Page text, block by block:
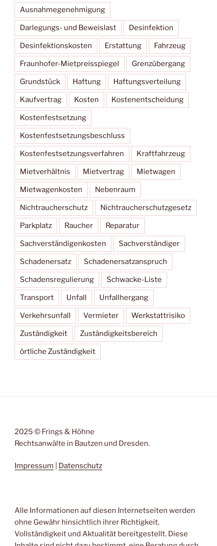
Ausnahmegenehmigung
Darlegungs- und Beweislast Desinfektion
Desinfektionskosten Erstattung Fahrzeug
Fraunhofer-Mietpreisspiegel Grenzübergang
Grundstück Haftung Haftungsverteilung
Kaufvertrag Kosten Kostenentscheidung
Kostenfestsetzung
Kostenfestsetzungsbeschluss
Kostenfestsetzungsverfahren Kraftfahrzeug
Mietverhältnis Mietvertrag Mietwagen
Mietwagenkosten Nebenraum
Nichtraucherschutz Nichtraucherschutzgesetz
Parkplatz Raucher Reparatur
Sachverständigenkosten Sachverständiger
Schadenersatz Schadenersatzanspruch
Schadensregulierung Schwacke-Liste
Transport Unfall Unfallhergang
Verkehrsunfall Vermieter Werkstattrisiko
Zuständigkeit Zuständigkeitsbereich
örtliche Zuständigkeit
2025 © Frings & Höhne
Rechtsanwälte in Bautzen und Dresden.
Impressum Datenschutz
Alle Informationen auf diesen Internetseiten werden
ohne Gewähr hinsichtlich ihrer Richtigkeit,
Vollständigkeit und Aktualität bereitgestellt. Diese